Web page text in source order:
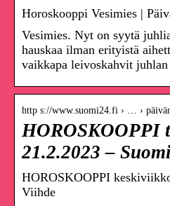
Horoskooppi Vesimies |
Vesimies. Nyt on syytä
hauskaa ilman erityistä
vaikkapa leivoskahvit
http s://www.suomi24.fi › … ›
HOROSKOOPPI
21.2.2023 –
HOROSKOOPPI
Viihde